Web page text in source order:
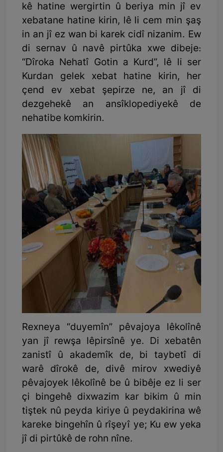
kê hatine wergirtin û beriya min jî ev
xebatane hatine kirin, lê li cem min şaş
in an jî ez wan bi karek cidî nizanim. Ew
di sernav û navê pirtûka xwe dibeje:
“Dîroka Nehatî Gotin a Kurd”, lê li ser
Kurdan gelek xebat hatine kirin, her
çend ev xebat şepirze ne, an jî di
dezgehekê an ansîklopediyekê de
nehatibe komkirin.
Rexneya “duyemîn” pêvajoya lêkolînê
yan jî rewşa lêpirsînê ye. Di xebatên
zanistî û akademîk de, bi taybetî di
warê dîrokê de, divê mirov xwediyê
pêvajoyek lêkolînê be û bibêje ez li ser
çi bingehê dixwazim kar bikim û min
tiştek nû peyda kiriye û peydakirina wê
kareke bingehîn û rîşeyî ye; Ku ew yeka
jî di pirtûkê de rohn nîne.